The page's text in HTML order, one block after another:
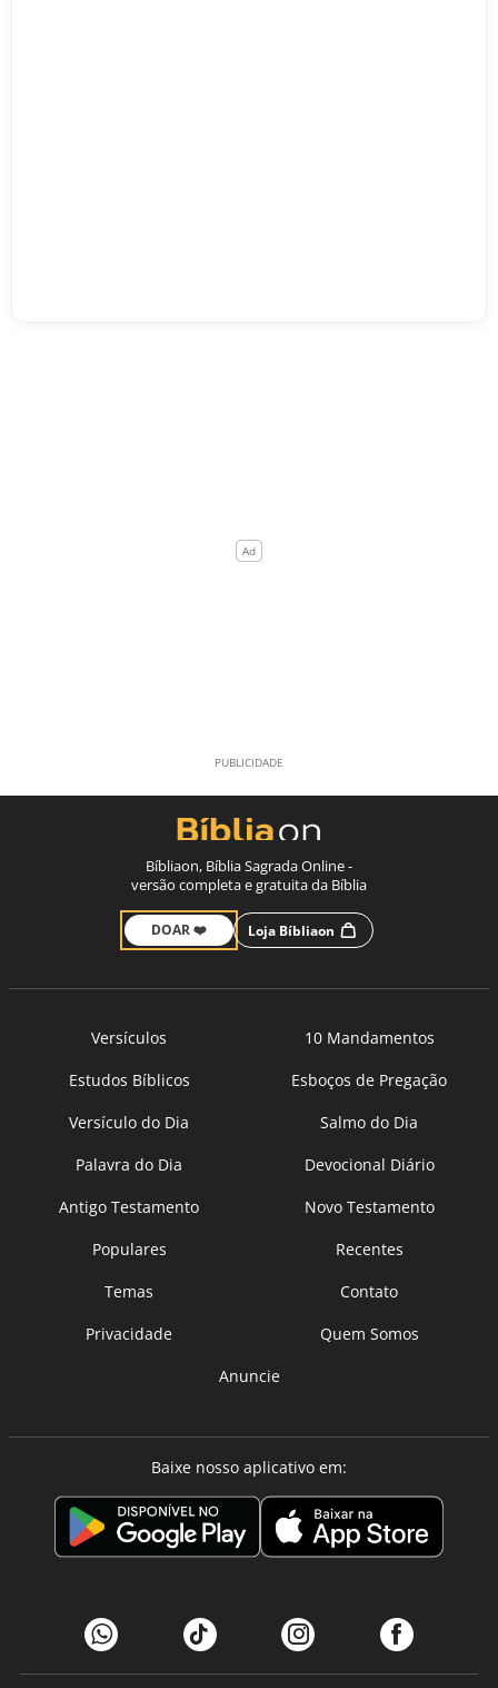
Bíbliaon, Bíblia Sagrada Online -
versão completa e gratuita da Bíblia
DOAR ❤️ Loja Bíbliaon
Versículos
10 Mandamentos
Estudos Bíblicos
Esboços de Pregação
Versículo do Dia
Salmo do Dia
Palavra do Dia
Devocional Diário
Antigo Testamento
Novo Testamento
Populares
Recentes
Temas
Contato
Privacidade
Quem Somos
Anuncie
Baixe nosso aplicativo em: